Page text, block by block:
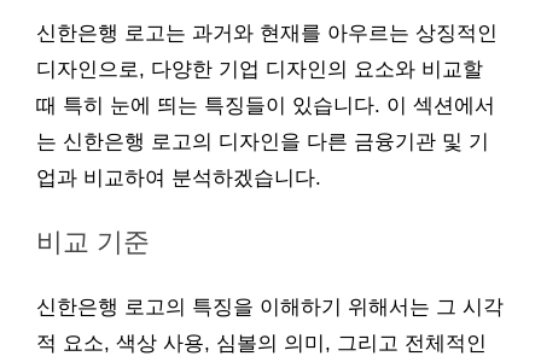
신한은행 로고는 과거와 현재를 아우르는 상징적인
디자인으로, 다양한 기업 디자인의 요소와 비교할
때 특히 눈에 띄는 특징들이 있습니다. 이 섹션에서
는 신한은행 로고의 디자인을 다른 금융기관 및 기
업과 비교하여 분석하겠습니다.
비교 기준
신한은행 로고의 특징을 이해하기 위해서는 그 시각
적 요소, 색상 사용, 심볼의 의미, 그리고 전체적인